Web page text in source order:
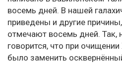
восемь дней. В нашей
приведены и другие
отмечают восемь дней.
говорится, что при
было заменить